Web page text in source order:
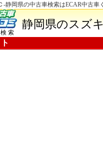
-静岡県の中古車検索はECAR中古車
索
静岡県のスズ